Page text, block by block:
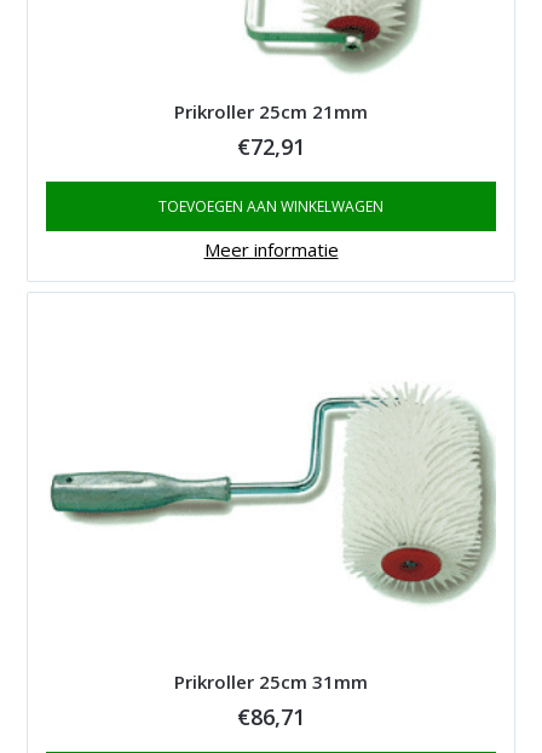
Prikroller 25cm 21mm
€72,91
TOEVOEGEN AAN WINKELWAGEN
Meer informatie
Prikroller 25cm 31mm
€86,71